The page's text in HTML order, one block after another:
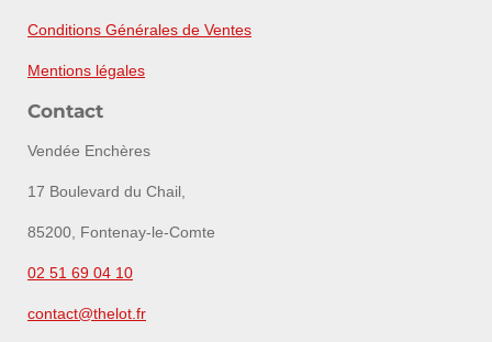
Conditions Générales de Ventes
Mentions légales
Contact
Vendée Enchères
17 Boulevard du Chail,
85200, Fontenay-le-Comte
02 51 69 04 10
contact@thelot.fr